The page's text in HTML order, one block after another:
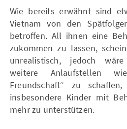
Wie bereits erwähnt sind
Vietnam von den
betroffen. All ihnen eine
zukommen zu lassen,
unrealistisch, jedoch
weitere Anlaufstellen
Freundschaft“ zu
insbesondere Kinder mit
mehr zu unterstützen.